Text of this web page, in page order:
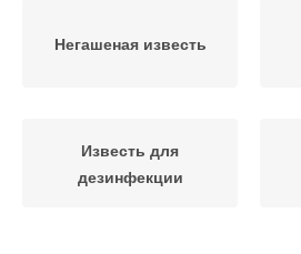
Негашеная известь
Известь для
дезинфекции